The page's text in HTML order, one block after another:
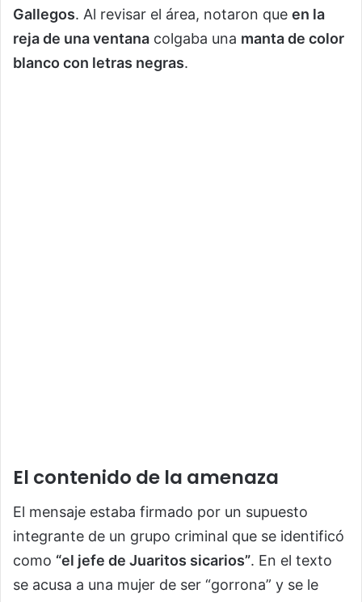
Gallegos. Al revisar el área, notaron que en la
reja de una ventana colgaba una manta de color
blanco con letras negras.
El contenido de la amenaza
El mensaje estaba firmado por un supuesto
integrante de un grupo criminal que se identificó
como “el jefe de Juaritos sicarios”. En el texto
se acusa a una mujer de ser “gorrona” y se le